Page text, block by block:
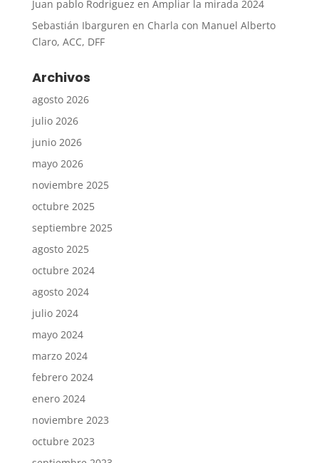
Juan pablo Rodriguez en Ampliar la mirada 2024
Sebastián Ibarguren en Charla con Manuel Alberto
Claro, ACC, DFF
Archivos
agosto 2026
julio 2026
junio 2026
mayo 2026
noviembre 2025
octubre 2025
septiembre 2025
agosto 2025
octubre 2024
agosto 2024
julio 2024
mayo 2024
marzo 2024
febrero 2024
enero 2024
noviembre 2023
octubre 2023